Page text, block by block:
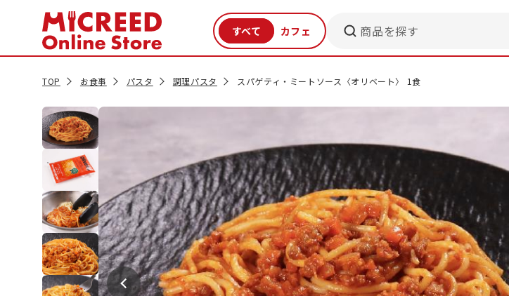
商品を探す
TOP お食事 パスタ 調理パスタ スパゲティ・ミートソース〈オリベート〉 1食